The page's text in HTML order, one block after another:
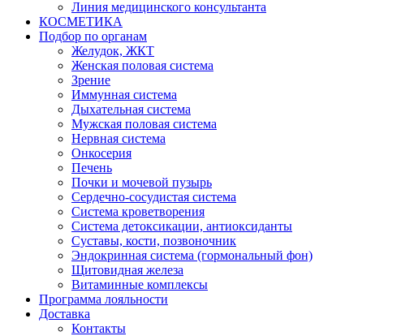
Линия медицинского консультанта
КОСМЕТИКА
Подбор по органам
Желудок, ЖКТ
Женская половая система
Зрение
Иммунная система
Дыхательная система
Мужская половая система
Нервная система
Онкосерия
Печень
Почки и мочевой пузырь
Сердечно-сосудистая система
Система кроветворения
Система детоксикации, антиоксиданты
Суставы, кости, позвоночник
Эндокринная система (гормональный фон)
Щитовидная железа
Витаминные комплексы
Программа лояльности
Доставка
Контакты